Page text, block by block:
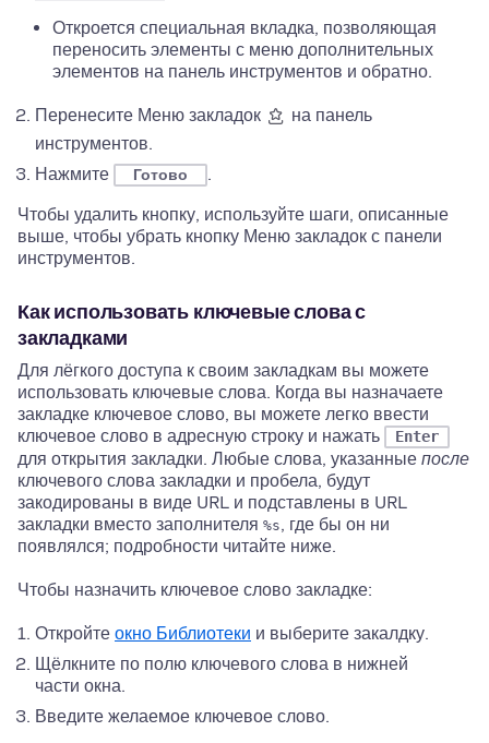
Откроется специальная вкладка, позволяющая
переносить элементы с меню дополнительных
элементов на панель инструментов и обратно.
Перенесите Меню закладок
на панель
инструментов.
Нажмите
Готово
.
Чтобы удалить кнопку, используйте шаги, описанные
выше, чтобы убрать кнопку Меню закладок с панели
инструментов.
Как использовать ключевые слова с
закладками
Для лёгкого доступа к своим закладкам вы можете
использовать ключевые слова. Когда вы назначаете
закладке ключевое слово, вы можете легко ввести
ключевое слово в адресную строку и нажать
Enter
для открытия закладки. Любые слова, указанные после
ключевого слова закладки и пробела, будут
закодированы в виде URL и подставлены в URL
закладки вместо заполнителя %s, где бы он ни
появлялся; подробности читайте ниже.
Чтобы назначить ключевое слово закладке:
Откройте окно Библиотеки и выберите закалдку.
Щёлкните по полю ключевого слова в нижней
части окна.
Введите желаемое ключевое слово.